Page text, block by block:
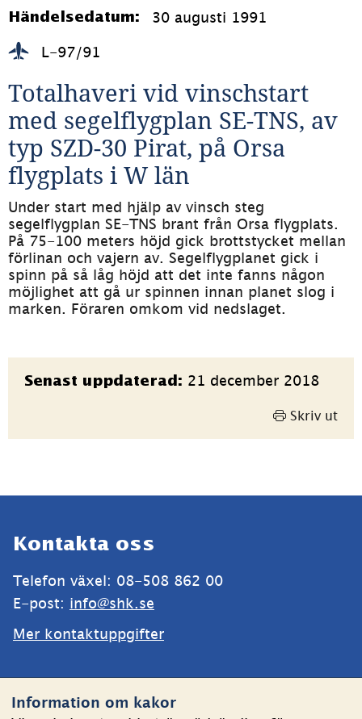
Information om kakor
Händelsedatum: 30 augusti 1991
L-97/91
Totalhaveri vid vinschstart
med segelflygplan SE-TNS, av
typ SZD-30 Pirat, på Orsa
flygplats i W län
Under start med hjälp av vinsch steg
segelflygplan SE-TNS brant från Orsa flygplats.
På 75-100 meters höjd gick brottstycket mellan
förlinan och vajern av. Segelflygplanet gick i
spinn på så låg höjd att det inte fanns någon
möjlighet att gå ur spinnen innan planet slog i
marken. Föraren omkom vid nedslaget.
Sidinformation
Senast uppdaterad: 21 december 2018
Skriv ut
Kontakta oss
Telefon växel: 08-508 862 00
E-post: info@shk.se
Mer kontaktuppgifter